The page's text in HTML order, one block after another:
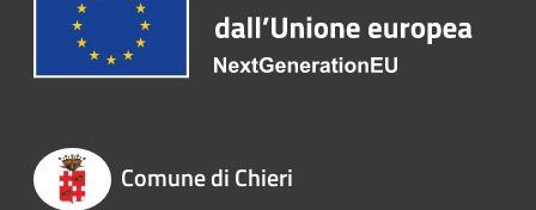
Comune di Chieri